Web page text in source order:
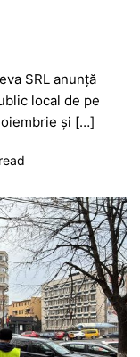
ta
je
a
z
ă
SRL anunță
local de pe
și […]